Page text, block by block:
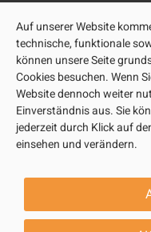
Auf unserer Website
technische, funktionale
können unsere Seite
Cookies besuchen. Wenn
Website dennoch weiter
Einverständnis aus. Sie
jederzeit durch Klick auf
einsehen und verändern.